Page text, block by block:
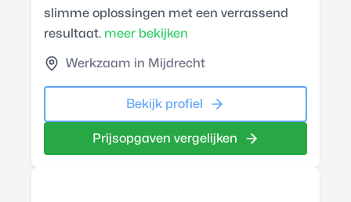
slimme oplossingen met een verrassend
resultaat. meer bekijken
Werkzaam in Mijdrecht
Bekijk profiel
Prijsopgaven vergelijken